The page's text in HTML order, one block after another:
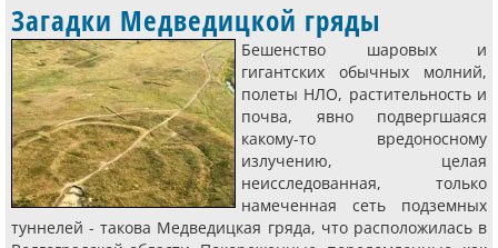
Загадки Медведицкой гряды
Бешенство шаровых и
гигантских обычных молний,
полеты НЛО, растительность и
почва, явно подвергшаяся
какому-то вредоносному
излучению, целая
неисследованная, только
намеченная сеть подземных
туннелей - такова Медведицкая гряда, что расположилась в